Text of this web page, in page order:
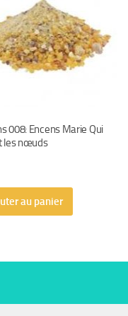
008: Encens Marie Qui
les nœuds
au panier